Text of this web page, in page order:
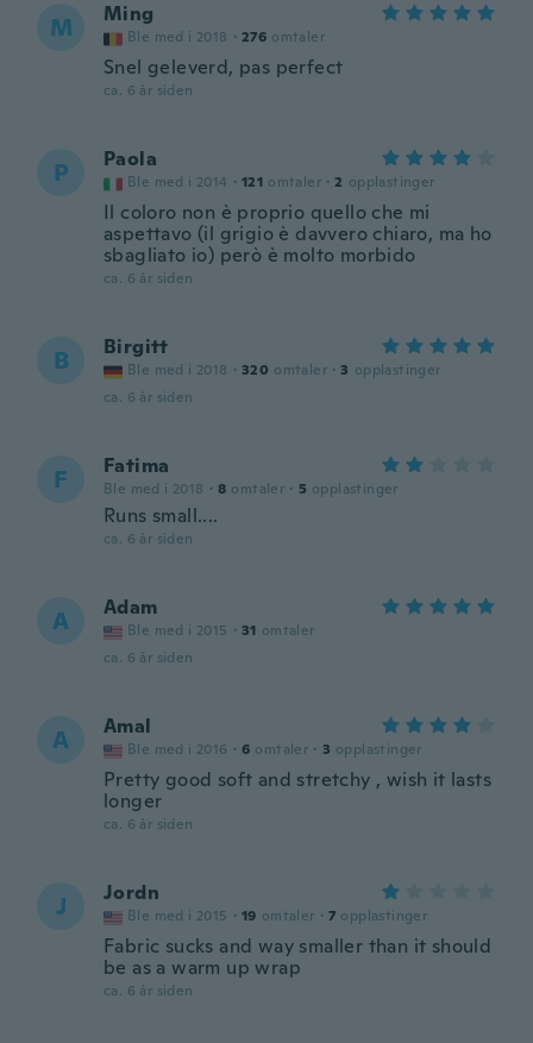
M Ming
Ble med i 2018 · 276 omtaler
Snel geleverd, pas perfect
ca. 6 år siden
P Paola
Ble med i 2014 · 121 omtaler · 2 opplastinger
Il coloro non è proprio quello che mi
aspettavo (il grigio è davvero chiaro, ma ho
sbagliato io) però è molto morbido
ca. 6 år siden
B Birgitt
Ble med i 2018 · 320 omtaler · 3 opplastinger
ca. 6 år siden
F Fatima
Ble med i 2018 · 8 omtaler · 5 opplastinger
Runs small....
ca. 6 år siden
A Adam
Ble med i 2015 · 31 omtaler
ca. 6 år siden
A Amal
Ble med i 2016 · 6 omtaler · 3 opplastinger
Pretty good soft and stretchy , wish it lasts
longer
ca. 6 år siden
J Jordn
Ble med i 2015 · 19 omtaler · 7 opplastinger
Fabric sucks and way smaller than it should
be as a warm up wrap
ca. 6 år siden